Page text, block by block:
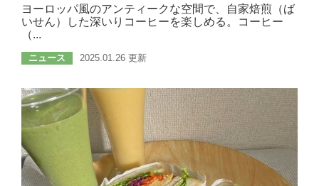
ヨーロッパ風のアンティークな空間で、自家焙煎（ば
いせん）した深いりコーヒーを楽しめる。コーヒー
（...
ニュース 2025.01.26 更新